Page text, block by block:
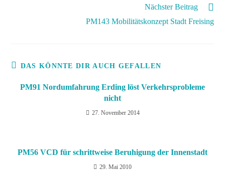
Nächster Beitrag
PM143 Mobilitätskonzept Stadt Freising
DAS KÖNNTE DIR AUCH GEFALLEN
PM91 Nordumfahrung Erding löst Verkehrsprobleme
nicht
27. November 2014
PM56 VCD für schrittweise Beruhigung der Innenstadt
29. Mai 2010